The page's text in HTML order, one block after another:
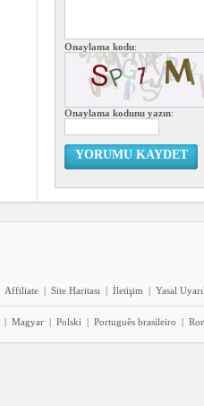
Onaylama kodu:
Onaylama kodunu yazın:
YORUMU KAYDET
Affiliate | Site Haritası | İletişim | Yasal
| Magyar | Polski | Português brasileiro |